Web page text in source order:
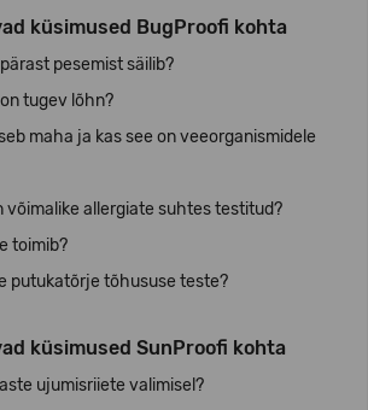
küsimused BugProofi kohta
pesemist säilib?
tugev lõhn?
maha ja kas see on veeorganismidele
võimalike allergiate suhtes testitud?
toimib?
putukatõrje tõhususe teste?
küsimused SunProofi kohta
ujumisriiete valimisel?